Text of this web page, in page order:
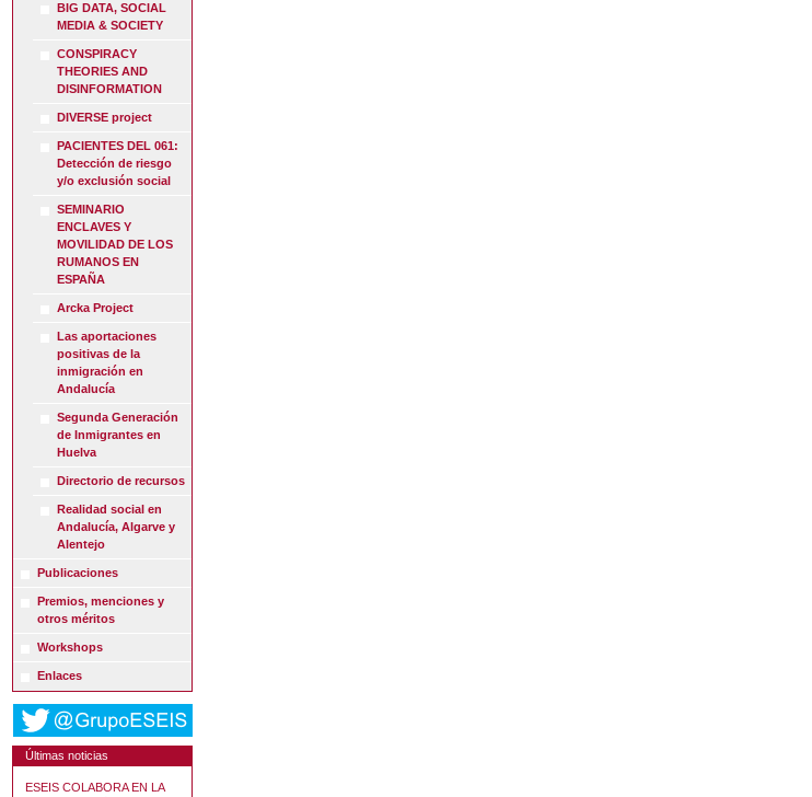
BIG DATA, SOCIAL
MEDIA & SOCIETY
CONSPIRACY
THEORIES AND
DISINFORMATION
DIVERSE project
PACIENTES DEL 061:
Detección de riesgo
y/o exclusión social
SEMINARIO
ENCLAVES Y
MOVILIDAD DE LOS
RUMANOS EN
ESPAÑA
Arcka Project
Las aportaciones
positivas de la
inmigración en
Andalucía
Segunda Generación
de Inmigrantes en
Huelva
Directorio de recursos
Realidad social en
Andalucía, Algarve y
Alentejo
Publicaciones
Premios, menciones y
otros méritos
Workshops
Enlaces
Últimas noticias
ESEIS COLABORA EN LA